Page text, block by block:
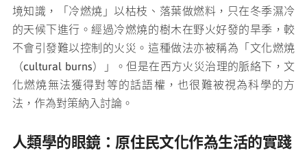
境知識，「冷燃燒」以枯枝、落葉做燃料，只在冬季濕冷
的天候下進行。經過冷燃燒的樹木在野火好發的旱季，較
不會引發難以控制的火災。這種做法亦被稱為「文化燃燒
（cultural burns）」。但是在西方火災治理的脈絡下，文
化燃燒無法獲得對等的話語權，也很難被視為科學的方
法，作為對策納入討論。
人類學的眼鏡：原住民文化作為生活的實踐